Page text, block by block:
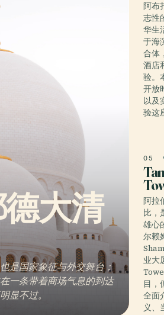
大清
是国家象征与外交舞台；
一条带着商场气息的到达
显不过。
阿布
志性
华生
于海
合体
酒店
验。
开放
以及
验这
05
阿拉
比，
雄心
尔赖
业大
目，
全面
义、